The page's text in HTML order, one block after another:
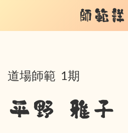
師範詳
道場師範 1期
平野 雅子